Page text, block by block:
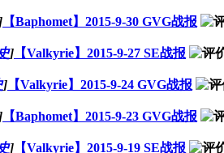
【Baphomet】2015-9-30 GVG战报
] 【Valkyrie】2015-9-27 SE战报
] 【Valkyrie】2015-9-24 GVG战报
【Baphomet】2015-9-23 GVG战报
] 【Valkyrie】2015-9-19 SE战报